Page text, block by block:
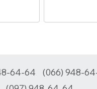
64-64
(066) 948-